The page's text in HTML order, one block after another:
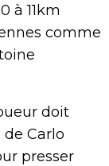
à 11km
comme
doit
Carlo
presser